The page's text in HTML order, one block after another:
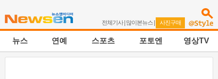
전체기사| 많이본뉴스 | 사진구매
뉴스 연예 스포츠 포토엔 영상TV